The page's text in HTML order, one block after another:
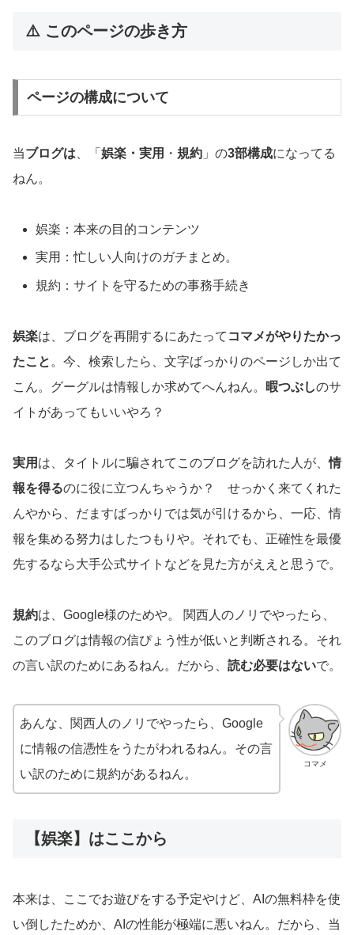
⚠️ このページの歩き方
ページの構成について
当ブログは 、「 娯楽・実用 ・ 規約 」の3部構成になってる
ねん。
娯楽：本来の目的コンテンツ
実用：忙しい人向けのガチまとめ。
規約：サイトを守るための事務手続き
娯楽は、ブログを再開するにあたって コマメがやりたかっ
たこと 。今、検索したら、文字ばっかりのページしか出て
こん。グーグルは情報しか求めてへんねん。
暇つぶしのサ
イトがあってもいいやろ？
実用 は、タイトルに騙されてこのブログを訪れた人が、情
報を得るのに役に立つんちゃうか？ せっかく来てくれた
んやから、だますばっかりでは気が引けるから、一応、情
報を集める努力はしたつもりや。それでも、正確性を最優
先するなら大手公式サイトなどを見た方がええと思うで。
規約は、Google様のためや。 関西人のノリでやったら、
このブログは情報の信ぴょう性が低いと判断される。それ
の言い訳のためにあるねん。だから、 読む必要はないで。
コマメ
あんな、関西人のノリでやったら、Google
に情報の信憑性をうたがわれるねん。その言
い訳のために規約があるねん。
【娯楽】はここから
本来は、ここでお遊びをする予定やけど、AIの無料枠を使
い倒したためか、AIの性能が極端に悪いねん。だから、当